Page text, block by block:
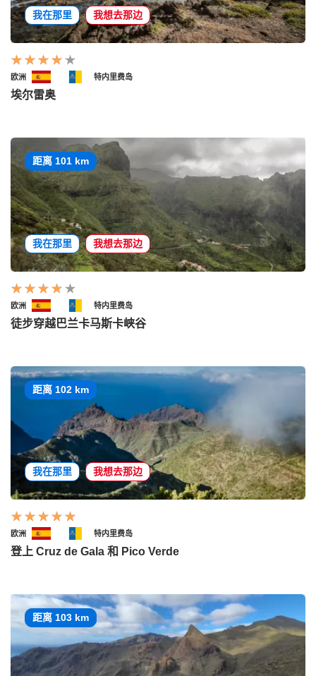
我在那里 我想去那边
欧洲 特内里费岛
埃尔雷奥
距离 101 km
我在那里 我想去那边
欧洲 特内里费岛
徒步穿越巴兰卡马斯卡峡谷
距离 102 km
我在那里 我想去那边
欧洲 特内里费岛
登上 Cruz de Gala 和 Pico Verde
距离 103 km